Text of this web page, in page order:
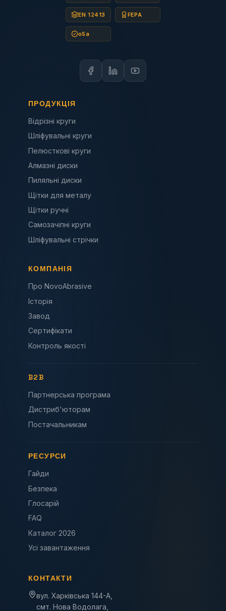
EN 12413 FEPA
oSa
ПРОДУКЦІЯ
Відрізні круги
Шліфувальні круги
Пелюсткові круги
Алмазні диски
Пиляльні диски
Щітки для металу
Щітки ручні
Самозачіпні круги
Шліфувальні стрічки
КОМПАНІЯ
Про NovoAbrasive
Історія
Завод
Сертифікати
Контроль якості
B2B
Партнерська програма
Дистриб'юторам
Постачальникам
РЕСУРСИ
Гайди
Безпека
Глосарій
FAQ
Каталог 2026
Усі завантаження
КОНТАКТИ
вул. Харківська 144-А,
смт. Нова Водолага,